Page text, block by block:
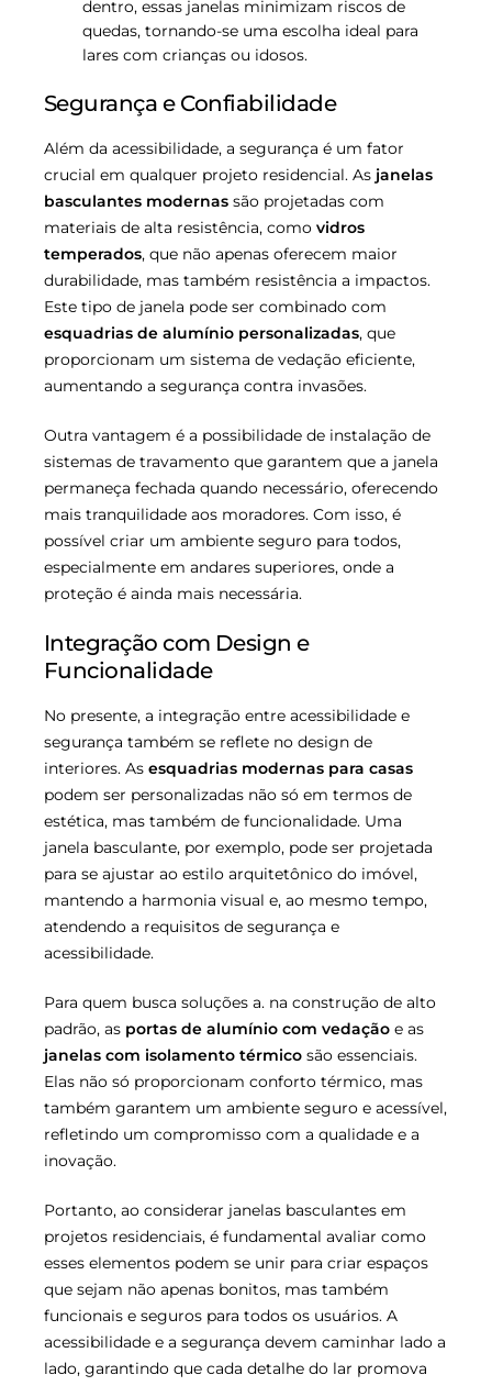
dentro, essas janelas minimizam riscos de
quedas, tornando-se uma escolha ideal para
lares com crianças ou idosos.
Segurança e Confiabilidade
Além da acessibilidade, a segurança é um fator
crucial em qualquer projeto residencial. As janelas
basculantes modernas são projetadas com
materiais de alta resistência, como vidros
temperados, que não apenas oferecem maior
durabilidade, mas também resistência a impactos.
Este tipo de janela pode ser combinado com
esquadrias de alumínio personalizadas, que
proporcionam um sistema de vedação eficiente,
aumentando a segurança contra invasões.
Outra vantagem é a possibilidade de instalação de
sistemas de travamento que garantem que a janela
permaneça fechada quando necessário, oferecendo
mais tranquilidade aos moradores. Com isso, é
possível criar um ambiente seguro para todos,
especialmente em andares superiores, onde a
proteção é ainda mais necessária.
Integração com Design e
Funcionalidade
No presente, a integração entre acessibilidade e
segurança também se reflete no design de
interiores. As esquadrias modernas para casas
podem ser personalizadas não só em termos de
estética, mas também de funcionalidade. Uma
janela basculante, por exemplo, pode ser projetada
para se ajustar ao estilo arquitetônico do imóvel,
mantendo a harmonia visual e, ao mesmo tempo,
atendendo a requisitos de segurança e
acessibilidade.
Para quem busca soluções a. na construção de alto
padrão, as portas de alumínio com vedação e as
janelas com isolamento térmico são essenciais.
Elas não só proporcionam conforto térmico, mas
também garantem um ambiente seguro e acessível,
refletindo um compromisso com a qualidade e a
inovação.
Portanto, ao considerar janelas basculantes em
projetos residenciais, é fundamental avaliar como
esses elementos podem se unir para criar espaços
que sejam não apenas bonitos, mas também
funcionais e seguros para todos os usuários. A
acessibilidade e a segurança devem caminhar lado a
lado, garantindo que cada detalhe do lar promova